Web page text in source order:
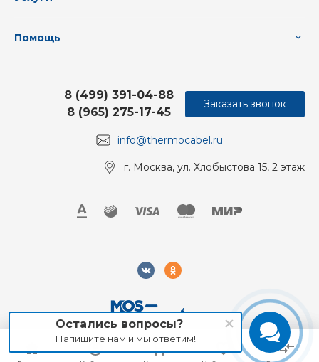
Помощь
info@thermocabel.ru
8 (499) 391-04-88
8 (965) 275-17-45
г. Москва, ул. Хлобыстова 15, 2 этаж
Заказать звонок
2018-2026 Mos-Obogrev.ru, Все права защищены
Остались вопросы?
Напишите нам и мы ответим!